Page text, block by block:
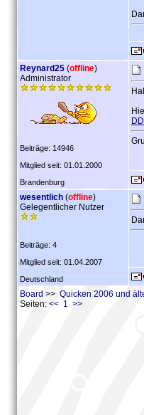
Reynard25 (offline)
Administrator
Beiträge: 14946
Mitglied seit: 01.01.2000
Brandenburg
wesentlich (offline)
Gelegentlicher Nutzer
Beiträge: 4
Mitglied seit: 01.04.2007
Deutschland
Board >> Quicken 2006 und
Seiten: << 1 >>